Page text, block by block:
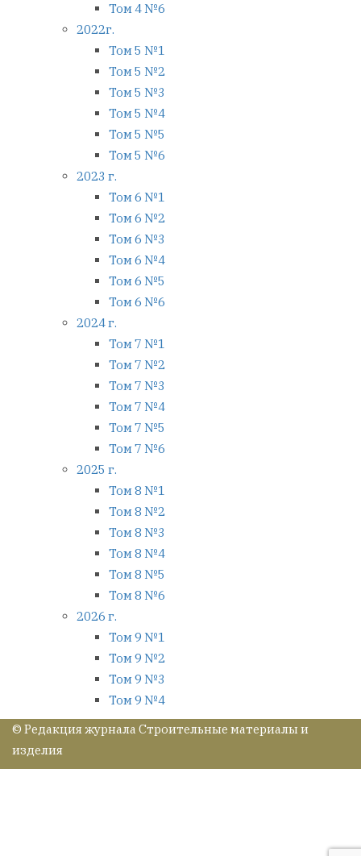
Том 4 №6
2022г.
Том 5 №1
Том 5 №2
Том 5 №3
Том 5 №4
Том 5 №5
Том 5 №6
2023 г.
Том 6 №1
Том 6 №2
Том 6 №3
Том 6 №4
Том 6 №5
Том 6 №6
2024 г.
Том 7 №1
Том 7 №2
Том 7 №3
Том 7 №4
Том 7 №5
Том 7 №6
2025 г.
Том 8 №1
Том 8 №2
Том 8 №3
Том 8 №4
Том 8 №5
Том 8 №6
2026 г.
Том 9 №1
Том 9 №2
Том 9 №3
Том 9 №4
© Редакция журнала Строительные материалы и
изделия